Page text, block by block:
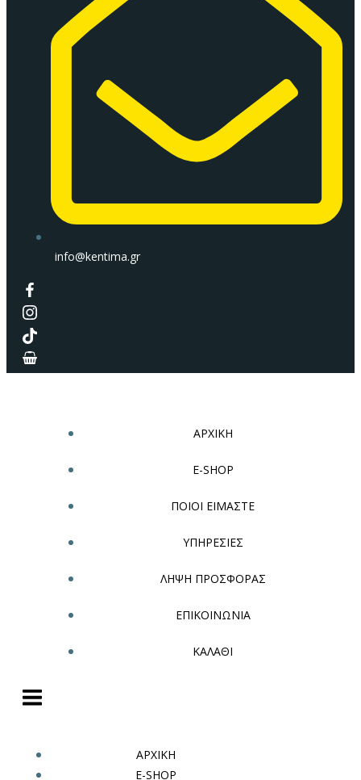
info@kentima.gr
ΑΡΧΙΚΗ
E-SHOP
ΠΟΙΟΙ ΕΙΜΑΣΤΕ
ΥΠΗΡΕΣΙΕΣ
ΛΗΨΗ ΠΡΟΣΦΟΡΑΣ
ΕΠΙΚΟΙΝΩΝΙΑ
ΚΑΛΑΘΙ
ΑΡΧΙΚΗ
E-SHOP